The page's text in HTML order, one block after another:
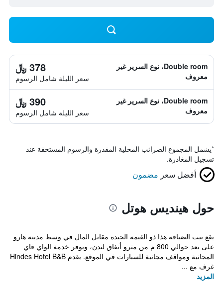
Double room، نوع السرير غير
معروف
378 ﷼
سعر الليلة شامل الرسوم
Double room، نوع السرير غير
معروف
390 ﷼
سعر الليلة شامل الرسوم
*يشمل المجموع الضرائب المحلية المقدرة والرسوم المستحقة عند
تسجيل المغادرة.
أفضل سعر مضمون
حول هينديس هوتل
يقع بيت الضيافة هذا ذو القيمة الجيدة مقابل المال في وسط مدينة هارو
على بعد حوالي 800 م من مترو أنفاق لندن، ويوفر خدمة الواي فاي
المجانية ومواقف مجانية للسيارات في الموقع. يقدم Hindes Hotel B&B
غرف مع ...
المزيد